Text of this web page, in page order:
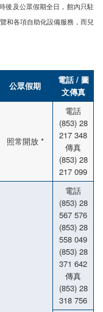
後及公眾假期全日，館內只駐
和各項自助化設備服務，而兒
公眾假期
電話 / 圖
文傳真
照常開放 *
電話
(853) 28
217 348
傳真
(853) 28
217 099
電話
(853) 28
567 576
(853) 28
558 049
(853) 28
371 642
傳真
(853) 28
318 756